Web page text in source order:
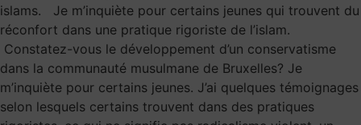
islams. Je m’inquiète pour certains jeunes qui trouvent du
réconfort dans une pratique rigoriste de l’islam.
Constatez-vous le développement d’un conservatisme
dans la communauté musulmane de Bruxelles? Je
m’inquiète pour certains jeunes. J’ai quelques témoignages
selon lesquels certains trouvent dans des pratiques